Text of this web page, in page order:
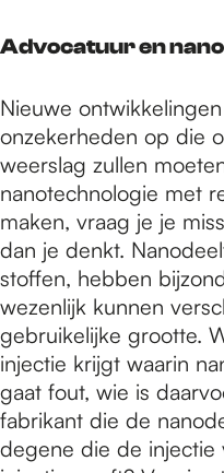
Advocatuur en
Nieuwe
onzekerheden op die
weerslag zullen
nanotechnologie met
maken, vraag je je
dan je denkt.
stoffen, hebben
wezenlijk kunnen
gebruikelijke grootte.
injectie krijgt waarin
gaat fout, wie is
fabrikant die de
degene die de injectie